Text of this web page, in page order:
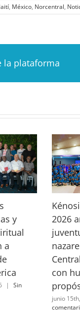
, México, Norcentral,
la plataforma
y
a
|
Sin
2026
con
junio